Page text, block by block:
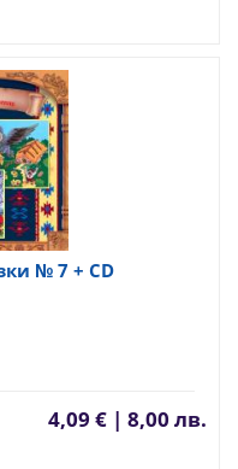
№ 7 + CD
4,09 € | 8,00 лв.